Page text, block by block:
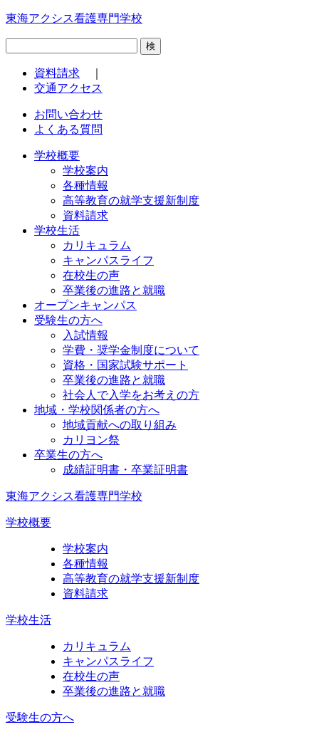
東海アクシス看護専門学校
検
資料請求
交通アクセス
お問い合わせ
よくある質問
学校概要
学校案内
各種情報
高等教育の就学支援新制度
資料請求
学校生活
カリキュラム
キャンパスライフ
在校生の声
卒業後の進路と就職
オープンキャンパス
受験生の方へ
入試情報
学費・奨学金制度について
資格・国家試験サポート
卒業後の進路と就職
社会人で入学をお考えの方
地域・学校関係者の方へ
地域貢献への取り組み
カリヨン祭
卒業生の方へ
成績証明書・卒業証明書
東海アクシス看護専門学校
学校概要
学校案内
各種情報
高等教育の就学支援新制度
資料請求
学校生活
カリキュラム
キャンパスライフ
在校生の声
卒業後の進路と就職
受験生の方へ